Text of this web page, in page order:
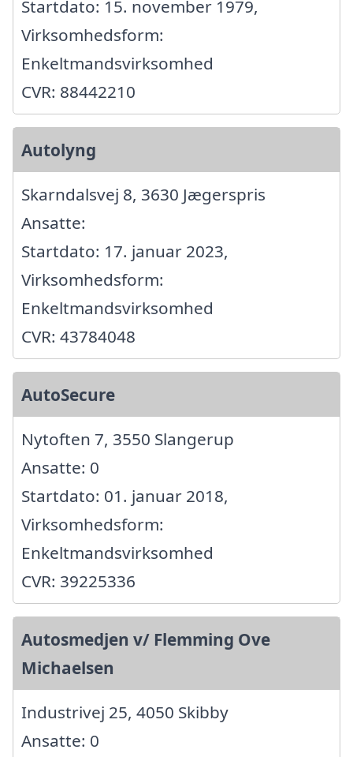
Startdato: 15. november 1979,
Virksomhedsform:
Enkeltmandsvirksomhed
CVR: 88442210
Autolyng
Skarndalsvej 8, 3630 Jægerspris
Ansatte:
Startdato: 17. januar 2023,
Virksomhedsform:
Enkeltmandsvirksomhed
CVR: 43784048
AutoSecure
Nytoften 7, 3550 Slangerup
Ansatte: 0
Startdato: 01. januar 2018,
Virksomhedsform:
Enkeltmandsvirksomhed
CVR: 39225336
Autosmedjen v/ Flemming Ove
Michaelsen
Industrivej 25, 4050 Skibby
Ansatte: 0